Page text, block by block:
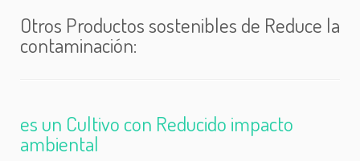
Otros Productos sostenibles de Reduce la
contaminación:
es un Cultivo con Reducido impacto
ambiental